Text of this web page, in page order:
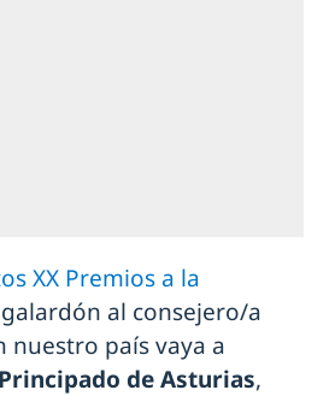
XX Premios a la
al consejero/a
nuestro país vaya a
Principado de Asturias,